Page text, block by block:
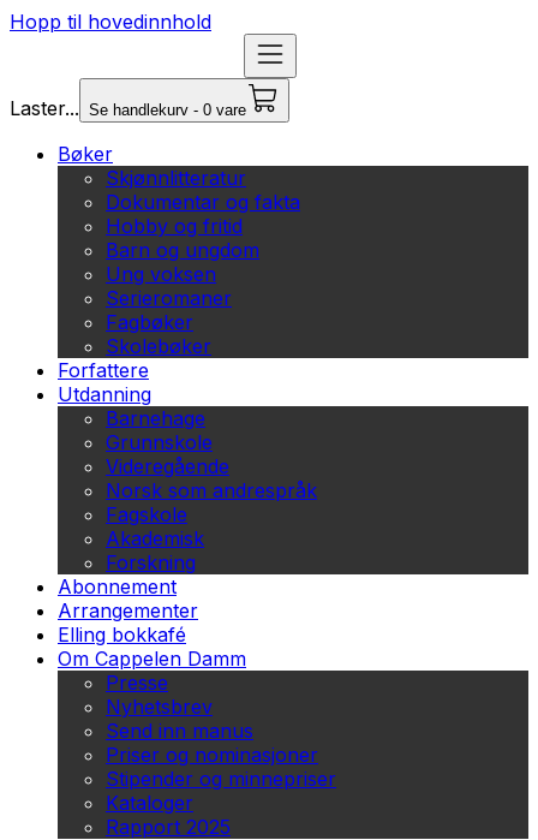
Hopp til hovedinnhold
Laster... Se handlekurv - 0 vare
Bøker
Skjønnlitteratur
Dokumentar og fakta
Hobby og fritid
Barn og ungdom
Ung voksen
Serieromaner
Fagbøker
Skolebøker
Forfattere
Utdanning
Barnehage
Grunnskole
Videregående
Norsk som andrespråk
Fagskole
Akademisk
Forskning
Abonnement
Arrangementer
Elling bokkafé
Om Cappelen Damm
Presse
Nyhetsbrev
Send inn manus
Priser og nominasjoner
Stipender og minnepriser
Kataloger
Rapport 2025